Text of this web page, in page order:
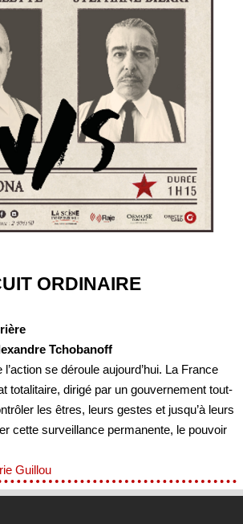
ORDINAIRE
Tchobanoff
se déroule aujourd’hui. La France
totalitaire, dirigé par un gouvernement tout-
les êtres, leurs gestes et jusqu’à leurs
cette surveillance permanente, le pouvoir
Guillou